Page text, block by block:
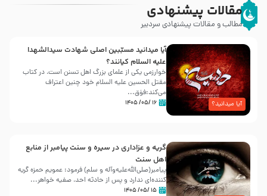
مقالات پیشنهادی
مطالب و مقالات پیشنهادی سردبیر
آیا میدانید؟
آیا میدانید مسبّبین اصلی شهادت سیدالشهدا
علیه ‌السلام کیانند؟
خوارزمی یکی از علمای بزرگ اهل تسنن است، در کتاب
مقتل الحسین علیه ‌السلام خود چنین اعتراف
می‌کند:فوَق...
۱۶ /۰۵/ ۱۴۰۵
گریه و عزاداری در سیره و سنت پیامبر از منابع
اهل سنت
پیامبر(صلی‌الله‌علیه‌وآله و سلم) فرمود: عمویم حمزه گریه
کننده‌ای ندارد و پس از حادثه احد، صفیه خواهر...
۱۵ /۰۵/ ۱۴۰۵